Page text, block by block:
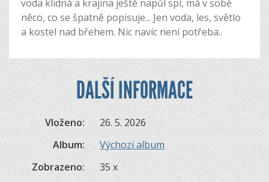
voda klidná a krajina ještě napůl spí, má v sobě
něco, co se špatně popisuje... Jen voda, les, světlo
a kostel nad břehem. Nic navíc není potřeba..
DALŠÍ INFORMACE
Vloženo:
26. 5. 2026
Album:
Výchozí album
Zobrazeno:
35 x